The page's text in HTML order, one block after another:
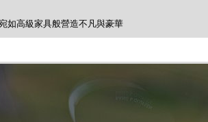
如高級家具般營造不凡與豪華